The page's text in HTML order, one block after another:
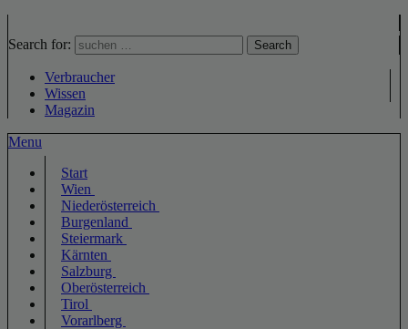
Search for: Search
Verbraucher
Wissen
Magazin
Menu
Start
Wien
Niederösterreich
Burgenland
Steiermark
Kärnten
Salzburg
Oberösterreich
Tirol
Vorarlberg